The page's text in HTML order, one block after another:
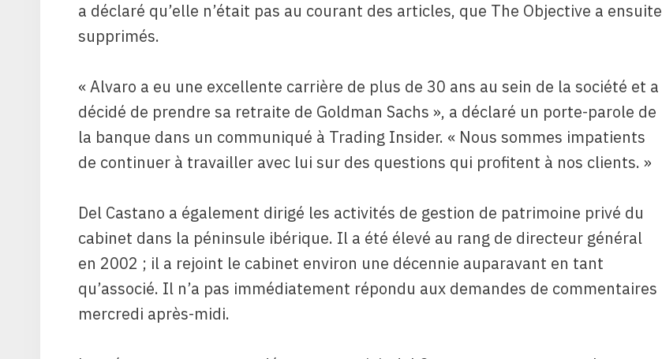
a déclaré qu’elle n’était pas au courant des articles, que The Objective a ensuite
supprimés.
« Alvaro a eu une excellente carrière de plus de 30 ans au sein de la société et a
décidé de prendre sa retraite de Goldman Sachs », a déclaré un porte-parole de
la banque dans un communiqué à Trading Insider. « Nous sommes impatients
de continuer à travailler avec lui sur des questions qui profitent à nos clients. »
Del Castano a également dirigé les activités de gestion de patrimoine privé du
cabinet dans la péninsule ibérique. Il a été élevé au rang de directeur général
en 2002 ; il a rejoint le cabinet environ une décennie auparavant en tant
qu’associé. Il n’a pas immédiatement répondu aux demandes de commentaires
mercredi après-midi.